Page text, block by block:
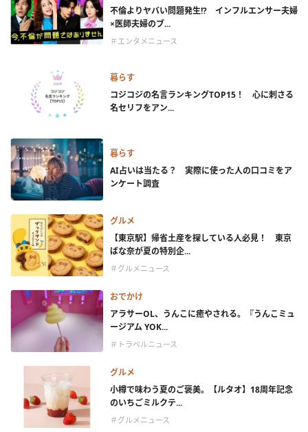
不倫よりヤバい問題発生!? インフルエンサー夫婦
×医師夫婦のブ...
＃エンタメニュース
暮らす
コジコジの名言ランキングTOP15！ 心に刺さる
名セリフをアン...
暮らす
AI占いは当たる？ 実際に使った人の口コミをア
ンケート調査
グルメ
【東京駅】帰省土産を探している人必見！ 東京
ばな奈が夏の特別企...
＃グルメニュース
おでかけ
アラサーOL、うんこに癒やされる。『うんこミュ
ージアム YOK...
＃トラベルニュース
グルメ
小樽で味わう夏のご褒美。【ルタオ】18周年記念
のいちごミルクテ...
＃グルメニュース